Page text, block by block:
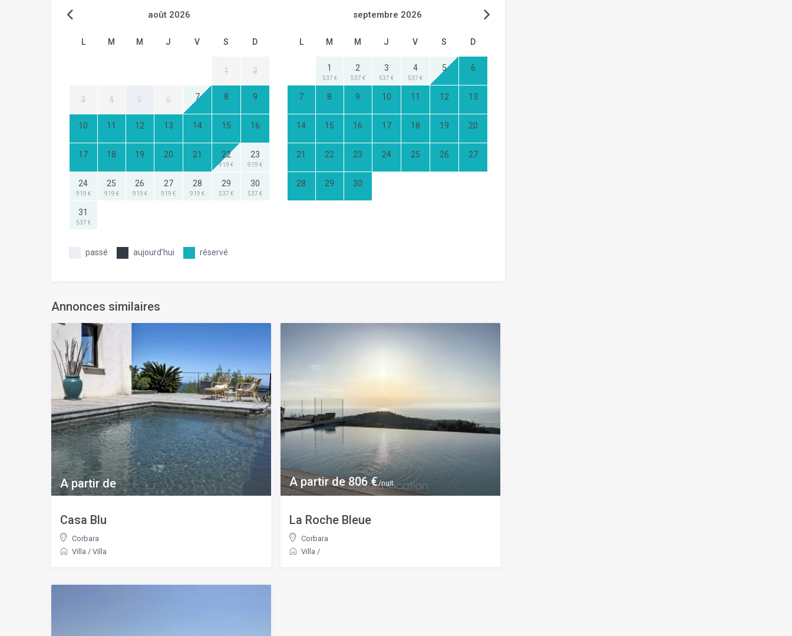
août 2026
L M M J V S D
1 2
3 4 5 6 7 8 9
10 11 12 13 14 15 16
17 18 19 20 21 22
919 €
23
919 €
24
919 €
25
919 €
26
919 €
27
919 €
28
919 €
29
537 €
30
537 €
31
537 €
septembre 2026
L M M J V S D
1
537 €
2
537 €
3
537 €
4
537 €
5 6
7 8 9 10 11 12 13
14 15 16 17 18 19 20
21 22 23 24 25 26 27
28 29 30
passé aujourd’hui réservé
Annonces similaires
A partir de
Casa Blu
Corbara
Villa / Villa
A partir de 806 €/nuit
La Roche Bleue
Corbara
Villa /